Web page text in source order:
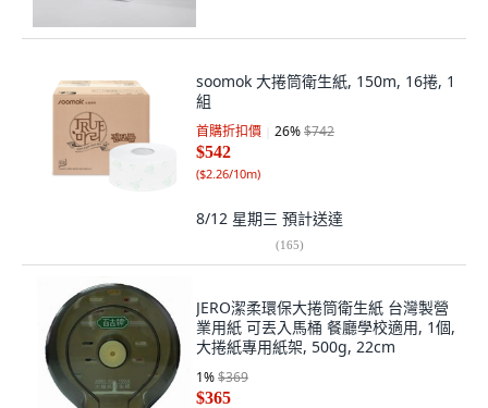
soomok 大捲筒衛生紙, 150m, 16捲, 1
組
首購折扣價 26%$742
$542
($2.26/10m)
8/12 星期三 預計送達
(165)
JERO潔柔環保大捲筒衛生紙 台灣製營
業用紙 可丟入馬桶 餐廳學校適用, 1個,
大捲紙專用紙架, 500g, 22cm
1%$369
$365